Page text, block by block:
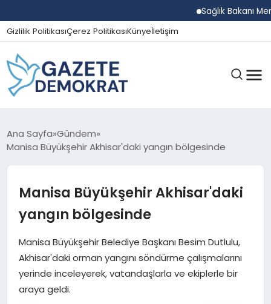
Sağlık Bakanı
Gizlilik PolitikasıÇerez PolitikasıKünyeİletişim
GÜNDEM
SPOR
Ana Sayfa Gündem
Manisa Büyükşehir Akhisar'daki yangın bölgesinde
Manisa Büyükşehir Akhisar'daki
yangın bölgesinde
Manisa Büyükşehir Belediye Başkanı Besim Dutlulu,
Akhisar'daki orman yangını söndürme çalışmalarını
yerinde inceleyerek, vatandaşlarla ve ekiplerle bir
araya geldi.